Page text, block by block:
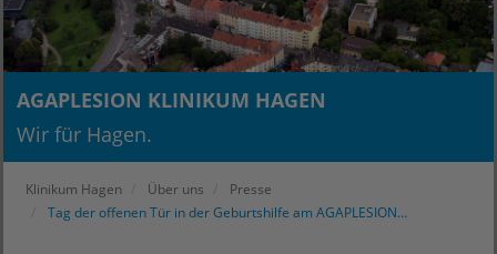
AGAPLESION KLINIKUM HAGEN
Wir für Hagen.
Klinikum Hagen Über uns
Presse
Tag der offenen Tür in der Geburtshilfe am AGAPLESION…